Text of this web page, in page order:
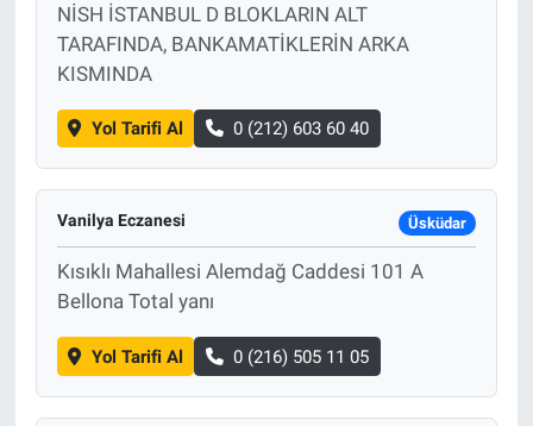
NİSH İSTANBUL D BLOKLARIN ALT
TARAFINDA, BANKAMATİKLERİN ARKA
KISMINDA
Yol Tarifi Al 0 (212) 603 60 40
Vanilya Eczanesi Üsküdar
Kısıklı Mahallesi Alemdağ Caddesi 101 A
Bellona Total yanı
Yol Tarifi Al 0 (216) 505 11 05